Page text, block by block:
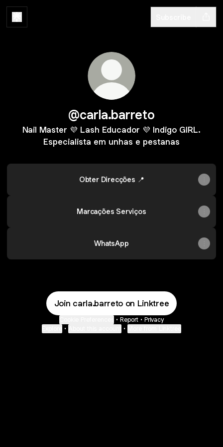
@carla.barreto
Nail Master 💜 Lash Educador 💜 Indigo GIRL.
Especialista em unhas e pestanas
Obter Direcções 📍
Marcações Serviços
WhatsApp
Join carla.barreto on Linktree
• Report • Privacy
• •